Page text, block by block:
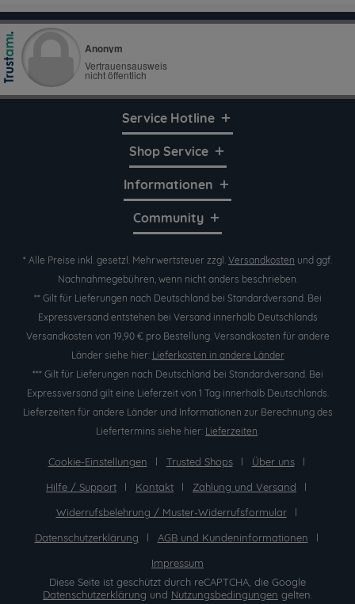
Service Hotline
Shop Service
Informationen
Community
* Alle Preise inkl. gesetzl. Mehrwertsteuer zzgl. Versandkosten und ggf.
Nachnahmegebühren, wenn nicht anders beschrieben.
** Gilt für Lieferungen nach Deutschland bei Standardversand. Bei
Expressversand entstehen bei Versand innerhalb Deutschlands
Versandkosten von 19,90 € pro Bestellung. Versandkosten für andere
Länder siehe hier: Lieferkosten in andere Länder
*** Gilt für Lieferungen nach Deutschland bei Standardversand. Bei
Expressversand gilt eine Lieferzeit von 1 Tag innerhalb Deutschlands.
Lieferzeiten für andere Länder und Informationen zur Berechnung des
Liefertermins siehe hier: Lieferzeiten.
Cookie-Einstellungen Trusted Shops
Über uns
Hilfe / Support
Kontakt
Zahlung und Versand
Widerrufsbelehrung / Muster-Widerrufsformular
Datenschutzerklärung
AGB und Kundeninformationen
Impressum
Diese Seite ist geschützt durch reCAPTCHA, die Google
Datenschutzerklärung und Nutzungsbedingungen gelten.